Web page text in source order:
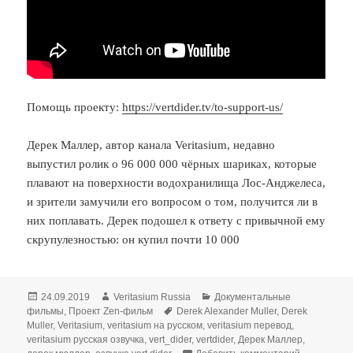
Помощь проекту:https://vertdider.tv/to-support-us/
Дерек Маллер, автор канала Veritasium, недавно
выпустил ролик о 96 000 000 чёрных шариках, которые
плавают на поверхности водохранилища Лос-Анджелеса,
и зрители замучили его вопросом о том, получится ли в
них поплавать. Дерек подошел к ответу с привычной ему
скрупулезностью: он купил почти 10 000
Опубликовано
24.09.2019 Автор
Veritasium Russia Рубрики
Документальные
фильмы, Проект Zen-фильм Метки
Derek Alexander Muller, Derek
Muller,Veritasium,veritasium на русском,veritasium перевод,
veritasium русская озвучка,vert_dider,vertdider,Дерек Маллер,